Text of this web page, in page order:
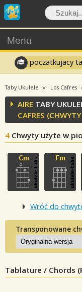
Menu
poczatkujacy
Taby Ukulele Los Cafres
AIRE TABY
CAFRES
4 Chwyty użyte w
Wróć do
Transponowane
Tablature / Chords